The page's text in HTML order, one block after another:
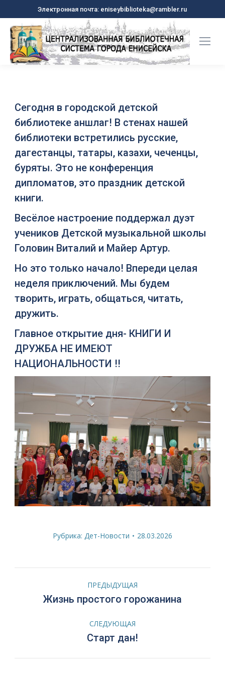
Электронная почта: eniseybiblioteka@rambler.ru
Сегодня в городской детской
библиотеке аншлаг! В стенах нашей
библиотеки встретились русские,
дагестанцы, татары, казахи, чеченцы,
буряты. Это не конференция
дипломатов, это праздник детской
книги.
Весёлое настроение поддержал дуэт
учеников Детской музыкальной школы
Головин Виталий и Майер Артур.
Но это только начало! Впереди целая
неделя приключений. Мы будем
творить, играть, общаться, читать,
дружить.
Главное открытие дня- КНИГИ И
ДРУЖБА НЕ ИМЕЮТ
НАЦИОНАЛЬНОСТИ !!
Рубрика: Дет-Новости 28.03.2026
НавигацияПРЕДЫДУЩАЯ
Предыдущая
запись:
Жизнь простого горожанина
СЛЕДУЮЩАЯ
Следующая
Старт дан!